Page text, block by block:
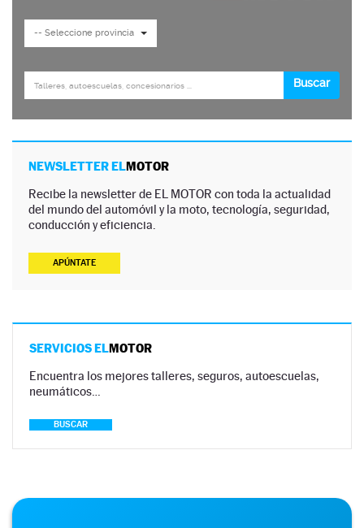
NEWSLETTER ELMOTOR
Recibe la newsletter de EL MOTOR con toda la actualidad
del mundo del automóvil y la moto, tecnología, seguridad,
conducción y eficiencia.
APÚNTATE
SERVICIOS ELMOTOR
Encuentra los mejores talleres, seguros, autoescuelas,
neumáticos…
BUSCAR